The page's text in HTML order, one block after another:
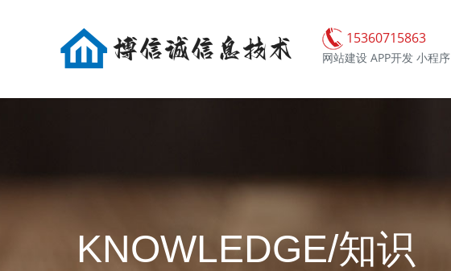
15360715863
网站建设 APP开发 小程序
KNOWLEDGE/知识